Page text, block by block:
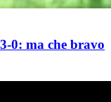
0: ma che bravo